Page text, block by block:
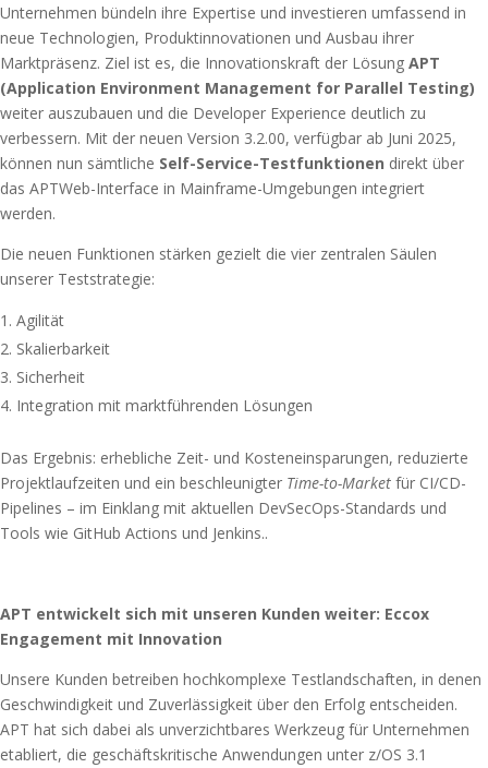
Unternehmen bündeln ihre Expertise und investieren umfassend in
neue Technologien, Produktinnovationen und Ausbau ihrer
Marktpräsenz. Ziel ist es, die Innovationskraft der Lösung APT
(Application Environment Management for Parallel Testing)
weiter auszubauen und die Developer Experience deutlich zu
verbessern. Mit der neuen Version 3.2.00, verfügbar ab Juni 2025,
können nun sämtliche Self-Service-Testfunktionen direkt über
das APTWeb-Interface in Mainframe-Umgebungen integriert
werden.
Die neuen Funktionen stärken gezielt die vier zentralen Säulen
unserer Teststrategie:
Agilität
Skalierbarkeit
Sicherheit
Integration mit marktführenden Lösungen
Das Ergebnis: erhebliche Zeit- und Kosteneinsparungen, reduzierte
Projektlaufzeiten und ein beschleunigter Time-to-Market für CI/CD-
Pipelines – im Einklang mit aktuellen DevSecOps-Standards und
Tools wie GitHub Actions und Jenkins..
APT entwickelt sich mit unseren Kunden weiter: Eccox
Engagement mit Innovation
Unsere Kunden betreiben hochkomplexe Testlandschaften, in denen
Geschwindigkeit und Zuverlässigkeit über den Erfolg entscheiden.
APT hat sich dabei als unverzichtbares Werkzeug für Unternehmen
etabliert, die geschäftskritische Anwendungen unter z/OS 3.1